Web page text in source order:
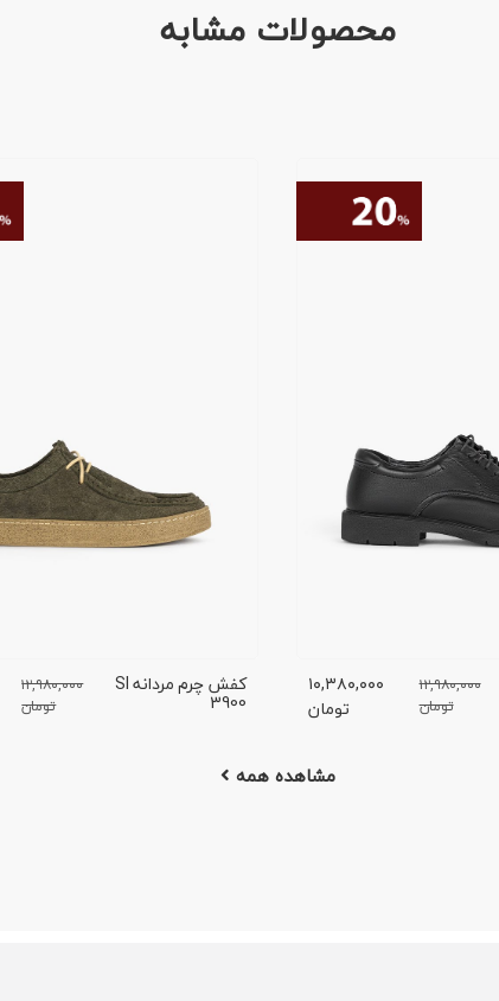
محصولات مشابه
۱۲,۹۸۰,۰۰۰
تومان
۱۰,۳۸۰,۰۰۰
تومان
کفش چرم مردانه SI
3900
۱۲,۹۸۰,۰۰۰
تومان
مشاهده همه